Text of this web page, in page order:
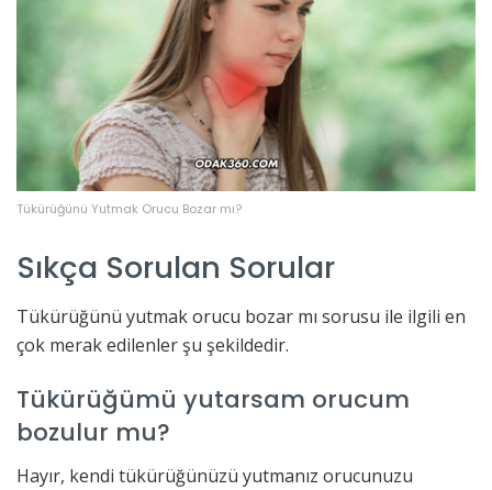
Tükürüğünü Yutmak Orucu Bozar mı?
Sıkça Sorulan Sorular
Tükürüğünü yutmak orucu bozar mı sorusu ile ilgili en
çok merak edilenler şu şekildedir.
Tükürüğümü yutarsam orucum
bozulur mu?
Hayır, kendi tükürüğünüzü yutmanız orucunuzu